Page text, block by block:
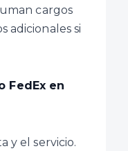
cargos
adicionales si
FedEx en
y el servicio.